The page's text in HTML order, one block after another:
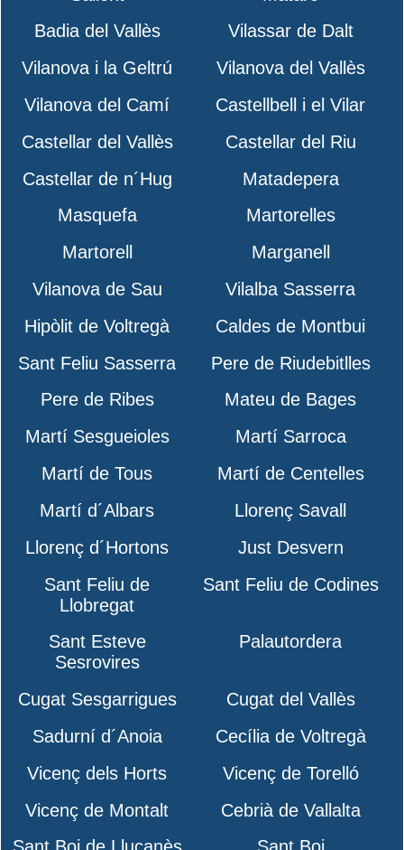
Badia del Vallès
Vilassar de Dalt
Vilanova i la Geltrú
Vilanova del Vallès
Vilanova del Camí
Castellbell i el Vilar
Castellar del Vallès
Castellar del Riu
Castellar de n´Hug
Matadepera
Masquefa
Martorelles
Martorell
Marganell
Vilanova de Sau
Vilalba Sasserra
Hipòlit de Voltregà
Caldes de Montbui
Sant Feliu Sasserra
Pere de Riudebitlles
Pere de Ribes
Mateu de Bages
Martí Sesgueioles
Martí Sarroca
Martí de Tous
Martí de Centelles
Martí d´Albars
Llorenç Savall
Llorenç d´Hortons
Just Desvern
Sant Feliu de
Llobregat
Sant Feliu de Codines
Sant Esteve
Sesrovires
Palautordera
Cugat Sesgarrigues
Cugat del Vallès
Sadurní d´Anoia
Cecília de Voltregà
Vicenç dels Horts
Vicenç de Torelló
Vicenç de Montalt
Cebrià de Vallalta